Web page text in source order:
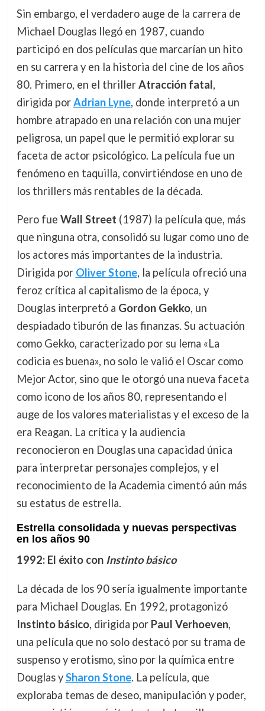
Sin embargo, el verdadero auge de la carrera de
Michael Douglas llegó en 1987, cuando
participó en dos películas que marcarían un hito
en su carrera y en la historia del cine de los años
80. Primero, en el thrillerAtracción fatal,
dirigida porAdrian Lyne, donde interpretó a un
hombre atrapado en una relación con una mujer
peligrosa, un papel que le permitió explorar su
faceta de actor psicológico. La película fue un
fenómeno en taquilla, convirtiéndose en uno de
los thrillers más rentables de la década.
Pero fue Wall Street (1987) la película que, más
que ninguna otra, consolidó su lugar como uno de
los actores más importantes de la industria.
Dirigida por Oliver Stone, la película ofreció una
feroz crítica al capitalismo de la época, y
Douglas interpretó a Gordon Gekko, un
despiadado tiburón de las finanzas. Su actuación
como Gekko, caracterizado por su lema «La
codicia es buena», no solo le valió el Oscar como
Mejor Actor, sino que le otorgó una nueva faceta
como icono de los años 80, representando el
auge de los valores materialistas y el exceso de la
era Reagan. La crítica y la audiencia
reconocieron en Douglas una capacidad única
para interpretar personajes complejos, y el
reconocimiento de la Academia cimentó aún más
su estatus de estrella.
Estrella consolidada y nuevas perspectivas
en los años 90
1992: El éxito con Instinto básico
La década de los 90 sería igualmente importante
para Michael Douglas. En 1992, protagonizó
Instinto básico, dirigida por Paul Verhoeven,
una película que no solo destacó por su trama de
suspenso y erotismo, sino por la química entre
Douglas ySharon Stone. La película, que
exploraba temas de deseo, manipulación y poder,